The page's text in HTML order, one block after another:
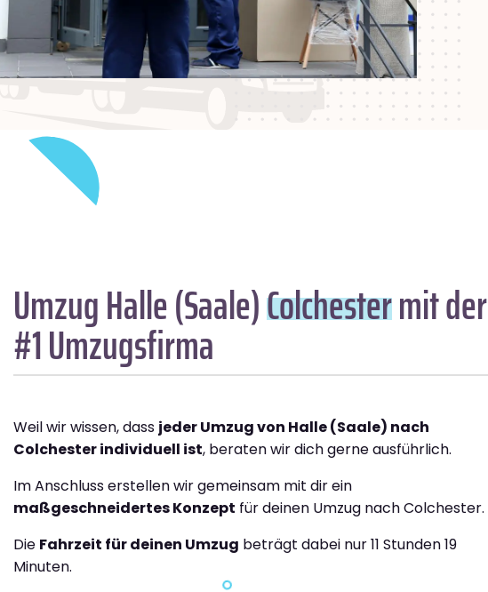
Umzug Halle (Saale)Colchestermit der
#1 Umzugsfirma
Weil wir wissen, dass jeder Umzug von Halle (Saale) nach
Colchester individuell ist, beraten wir dich gerne ausführlich.
Im Anschluss erstellen wir gemeinsam mit dir ein
maßgeschneidertes Konzept für deinen Umzug nach Colchester.
Die Fahrzeit für deinen Umzug beträgt dabei nur 11 Stunden 19
Minuten.